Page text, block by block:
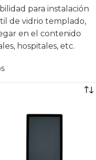
para instalación
de vidrio templado,
en el contenido
hospitales, etc.